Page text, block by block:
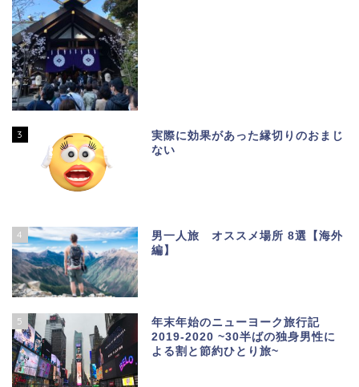
3
実際に効果があった縁切りのおまじ
ない
4
男一人旅 オススメ場所 8選【海外
編】
5
年末年始のニューヨーク旅行記
2019-2020 ~30半ばの独身男性に
よる割と節約ひとり旅~